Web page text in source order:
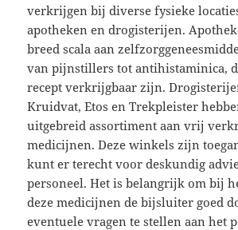
verkrijgen bij diverse fysieke
apotheken en drogisterijen.
breed scala aan
van pijnstillers tot antihistaminica,
recept verkrijgbaar zijn.
Kruidvat, Etos en Trekpleister
uitgebreid assortiment aan vrij
medicijnen. Deze winkels zijn
kunt er terecht voor deskundig
personeel. Het is belangrijk om bij
deze medicijnen de bijsluiter goed
eventuele vragen te stellen aan het